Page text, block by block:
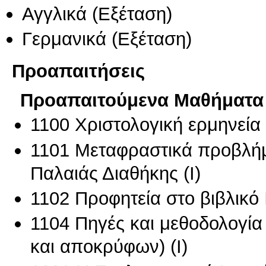
Αγγλικά (Εξέταση)
Γερμανικά (Εξέταση)
Προαπαιτήσεις
Προαπαιτούμενα Μαθήματα
1100 Χριστολογική
1101 Μεταφραστικά
Παλαιάς Διαθήκης (I)
1102 Προφητεία στο
1104 Πηγές και
και αποκρύφων) (I)